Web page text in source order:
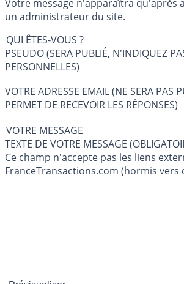
Votre message n'apparaîtra qu'après
un administrateur du site.
QUI ÊTES-VOUS ?
PSEUDO (SERA PUBLIÉ, N'INDIQUEZ
PERSONNELLES)
VOTRE ADRESSE EMAIL (NE SERA PAS
PERMET DE RECEVOIR LES RÉPONSES)
VOTRE MESSAGE
TEXTE DE VOTRE MESSAGE
Ce champ n'accepte pas les liens
FranceTransactions.com (hormis vers